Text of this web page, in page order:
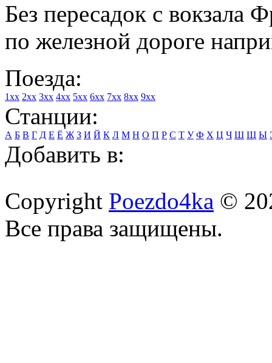
Без пересадок с вокзала
по железной дороге
Поезда:
1xx 2xx 3xx 4xx 5xx 6xx 7xx 8xx 9xx
Станции:
А Б В Г Д Е Ё Ж З И Й К Л М Н О П Р С Т У Ф Х Ц Ч Ш Щ Ы
Добавить в:
Copyright Poezdo4ka ©
Все права защищены.